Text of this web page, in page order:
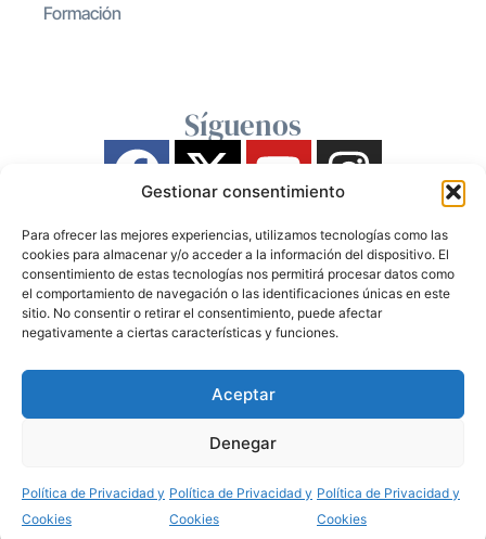
Gestionar consentimiento
Para ofrecer las mejores experiencias, utilizamos tecnologías como las
cookies para almacenar y/o acceder a la información del dispositivo. El
consentimiento de estas tecnologías nos permitirá procesar datos como
el comportamiento de navegación o las identificaciones únicas en este
sitio. No consentir o retirar el consentimiento, puede afectar
negativamente a ciertas características y funciones.
Aceptar
Denegar
Política de Privacidad y
Cookies
Política de Privacidad y
Cookies
Política de Privacidad y
Cookies
Formación
Síguenos